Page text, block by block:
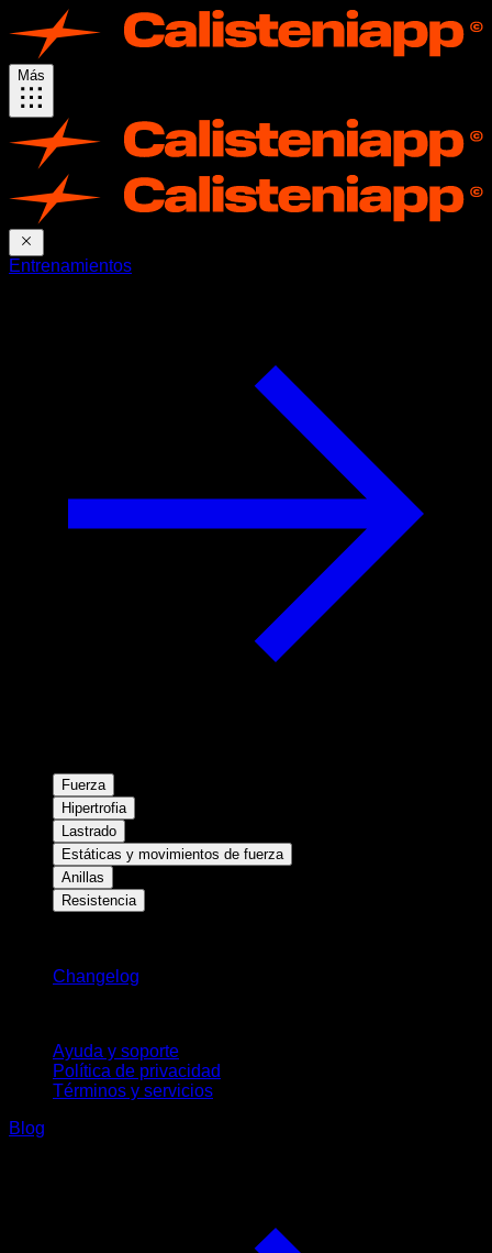
Más
Entrenamientos
Fuerza
Hipertrofia
Lastrado
Estáticas y movimientos de fuerza
Anillas
Resistencia
Changelog
Ayuda y soporte
Política de privacidad
Términos y servicios
Blog